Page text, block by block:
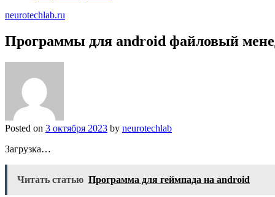
neurotechlab.ru
Программы для android файловый
Posted on 3 октября 2023 by neurotechlab
Загрузка…
Читать статью Программа для геймпада на android